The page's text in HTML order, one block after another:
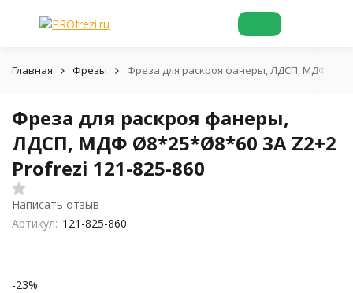
Главная Фрезы Фреза для раскроя фанеры, ЛДСП, МДФ
Фреза для раскроя фанеры,
ЛДСП, МДФ Ø8*25*Ø8*60 3A Z2+2
Profrezi 121-825-860
Написать отзыв
Артикул: 121-825-860
-23%